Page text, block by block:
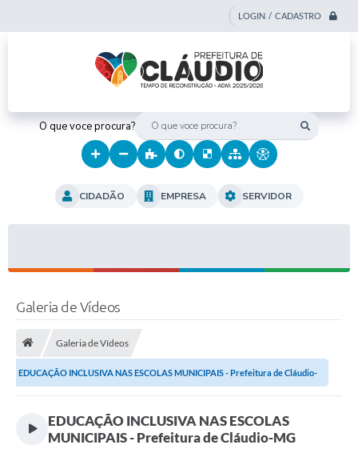
LOGIN / CADASTRO
O que voce procura?
CIDADÃO EMPRESA SERVIDOR
Galeria de Vídeos
Galeria de Vídeos
EDUCAÇÃO INCLUSIVA NAS ESCOLAS MUNICIPAIS - Prefeitura de Cláudio-
EDUCAÇÃO INCLUSIVA NAS ESCOLAS
MUNICIPAIS - Prefeitura de Cláudio-MG